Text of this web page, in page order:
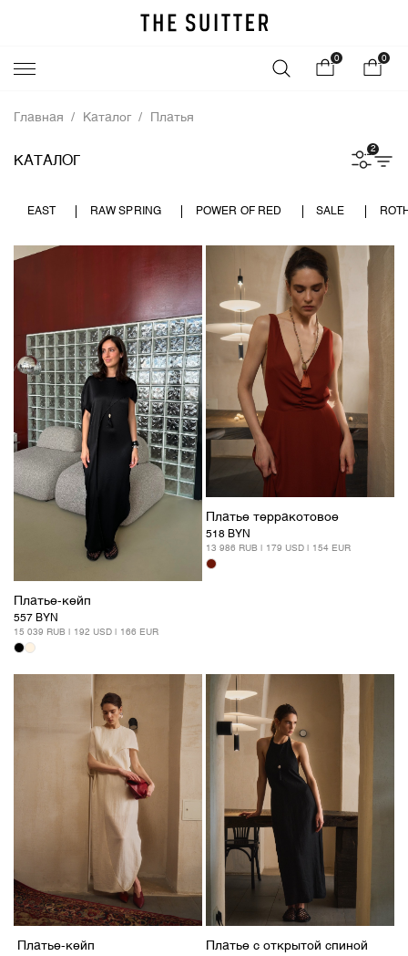
0 0
Главная Каталог Платья
КАТАЛОГ
2
EAST RAW SPRING POWER OF RED SALE
Платье-кейп
557 BYN
15 039 RUB | 192 USD | 166 EUR
Платье терракотовое
518 BYN
13 986 RUB | 179 USD | 154 EUR
Платье-кейп Платье с открытой спиной